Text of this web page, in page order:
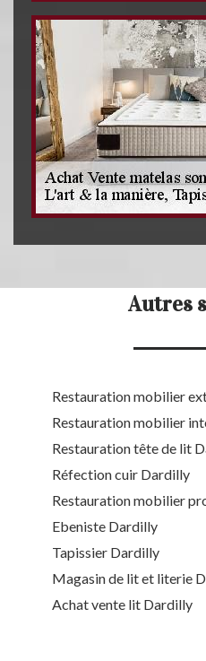
Autres
Restauration mobilier
Restauration mobilier
Restauration tête de lit
Réfection cuir Dardilly
Restauration mobilier
Ebeniste Dardilly
Tapissier Dardilly
Magasin de lit et literie
Achat vente lit Dardilly